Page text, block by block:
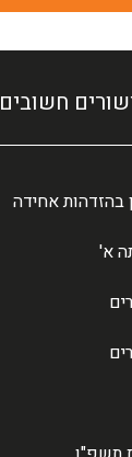
חשובים
בהזדהות אחידה
א'